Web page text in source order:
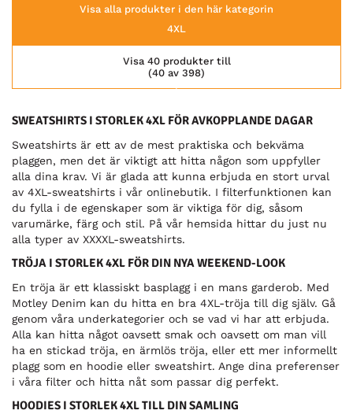
Visa alla produkter i den här kategorin
4XL
(40 av 398)
Visa 40 produkter till
SWEATSHIRTS I STORLEK 4XL FÖR AVKOPPLANDE DAGAR
Sweatshirts är ett av de mest praktiska och bekväma
plaggen, men det är viktigt att hitta någon som uppfyller
alla dina krav. Vi är glada att kunna erbjuda en stort urval
av 4XL-sweatshirts i vår onlinebutik. I filterfunktionen kan
du fylla i de egenskaper som är viktiga för dig, såsom
varumärke, färg och stil. På vår hemsida hittar du just nu
alla typer av XXXXL-sweatshirts.
TRÖJA I STORLEK 4XL FÖR DIN NYA WEEKEND-LOOK
En tröja är ett klassiskt basplagg i en mans garderob. Med
Motley Denim kan du hitta en bra 4XL-tröja till dig själv. Gå
genom våra underkategorier och se vad vi har att erbjuda.
Alla kan hitta något oavsett smak och oavsett om man vill
ha en stickad tröja, en ärmlös tröja, eller ett mer informellt
plagg som en hoodie eller sweatshirt. Ange dina preferenser
i våra filter och hitta nåt som passar dig perfekt.
HOODIES I STORLEK 4XL TILL DIN SAMLING